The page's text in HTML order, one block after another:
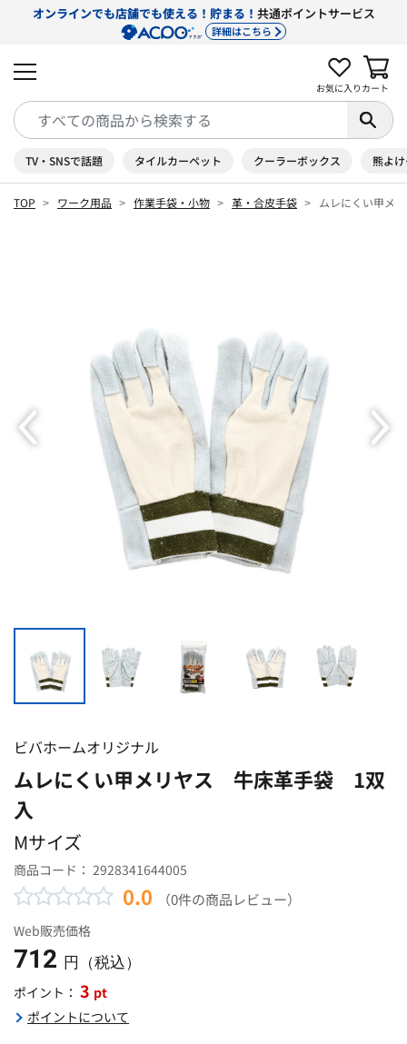
オンラインでも店舗でも使える！貯まる！ 共通ポイントサービス
詳細はこちら
お気に入り カート
TV・SNSで話題 タイルカーペット クーラーボックス 熊よ
TOP ワーク用品 作業手袋・小物 革・合皮手袋 ムレにくい甲メ
ビバホームオリジナル
ムレにくい甲メリヤス 牛床革手袋 1双
入
Mサイズ
商品コード： 2928341644005
0.0 （0件の商品レビュー）
Web販売価格
712 円（税込）
ポイント： 3 pt
ポイントについて